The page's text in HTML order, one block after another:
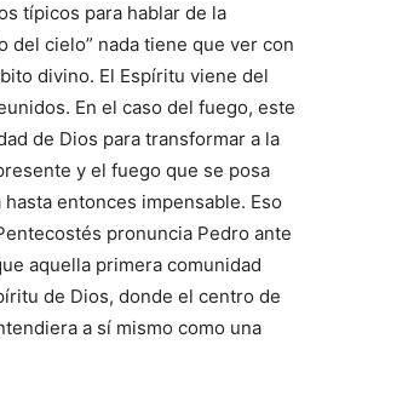
típicos para hablar de la
del cielo” nada tiene que ver con
divino. El Espíritu viene del
En el caso del fuego, este
de Dios para transformar a la
y el fuego que se posa
entonces impensable. Eso
pronuncia Pedro ante
aquella primera comunidad
de Dios, donde el centro de
a sí mismo como una